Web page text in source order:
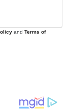
and Terms of